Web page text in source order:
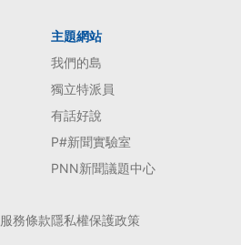
主題網站
我們的島
獨立特派員
有話好說
P#新聞實驗室
PNN新聞議題中心
服務條款隱私權保護政策